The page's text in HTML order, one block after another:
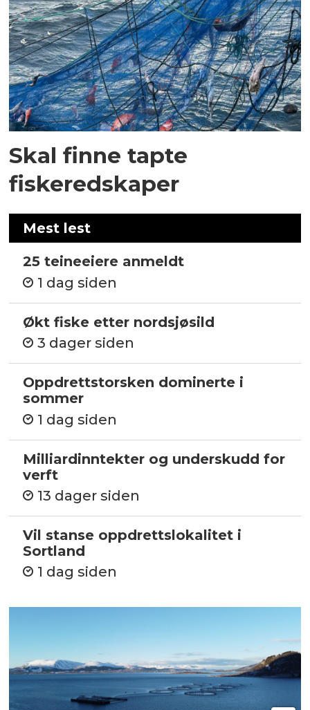
Skal finne tapte
fiskeredskaper
Mest lest
25 teineeiere anmeldt
1 dag siden
Økt fiske etter nordsjøsild
3 dager siden
Oppdrettstorsken dominerte i
sommer
1 dag siden
Milliardinntekter og underskudd for
verft
13 dager siden
Vil stanse oppdrettslokalitet i
Sortland
1 dag siden